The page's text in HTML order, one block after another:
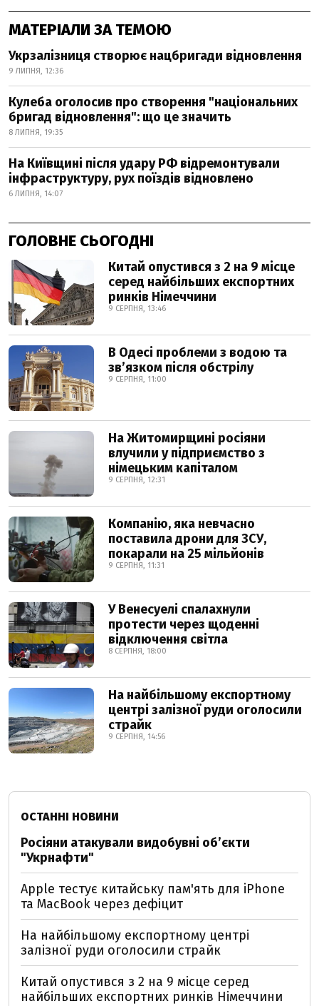
МАТЕРІАЛИ ЗА ТЕМОЮ
Укрзалізниця створює нацбригади відновлення
9 ЛИПНЯ, 12:36
Кулеба оголосив про створення "національних
бригад відновлення": що це значить
8 ЛИПНЯ, 19:35
На Київщині після удару РФ відремонтували
інфраструктуру, рух поїздів відновлено
6 ЛИПНЯ, 14:07
ГОЛОВНЕ СЬОГОДНІ
Китай опустився з 2 на 9 місце
серед найбільших експортних
ринків Німеччини
9 СЕРПНЯ, 13:46
В Одесі проблеми з водою та
звʼязком після обстрілу
9 СЕРПНЯ, 11:00
На Житомирщині росіяни
влучили у підприємство з
німецьким капіталом
9 СЕРПНЯ, 12:31
Компанію, яка невчасно
поставила дрони для ЗСУ,
покарали на 25 мільйонів
9 СЕРПНЯ, 11:31
У Венесуелі спалахнули
протести через щоденні
відключення світла
8 СЕРПНЯ, 18:00
На найбільшому експортному
центрі залізної руди оголосили
страйк
9 СЕРПНЯ, 14:56
ОСТАННІ НОВИНИ
Росіяни атакували видобувні обʼєкти
"Укрнафти"
Apple тестує китайську пам'ять для iPhone
та MacBook через дефіцит
На найбільшому експортному центрі
залізної руди оголосили страйк
Китай опустився з 2 на 9 місце серед
найбільших експортних ринків Німеччини